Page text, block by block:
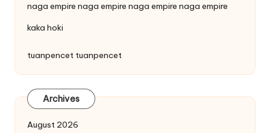
naga empire naga empire naga empire naga empire
kaka hoki
tuanpencet tuanpencet
Archives
August 2026